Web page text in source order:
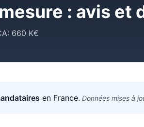
: avis et
660 K€
en France. Données mises à